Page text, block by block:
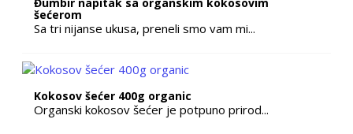
šećerom
Sa tri nijanse ukusa, preneli smo vam mi...
Kokosov šećer 400g organic
Organski kokosov šećer je potpuno prirod...